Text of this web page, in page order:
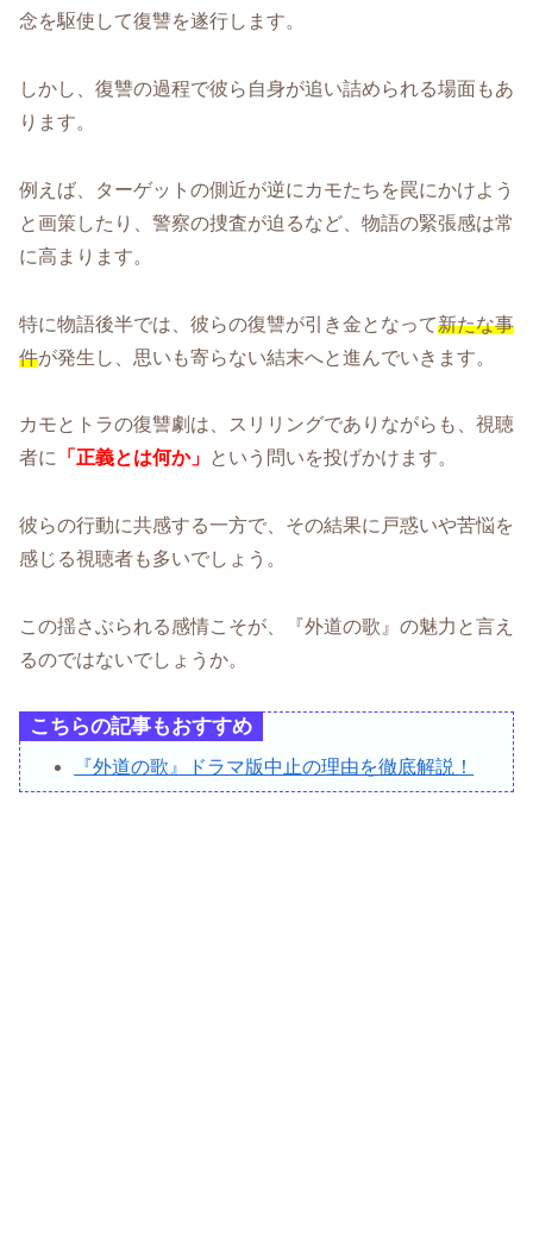
念を駆使して復讐を遂行します。
しかし、復讐の過程で彼ら自身が追い詰められる場面もあ
ります。
例えば、ターゲットの側近が逆にカモたちを罠にかけよう
と画策したり、警察の捜査が迫るなど、物語の緊張感は常
に高まります。
特に物語後半では、彼らの復讐が引き金となって新たな事
件が発生し、思いも寄らない結末へと進んでいきます。
カモとトラの復讐劇は、スリリングでありながらも、視聴
者に 「正義とは何か」 という問いを投げかけます。
彼らの行動に共感する一方で、その結果に戸惑いや苦悩を
感じる視聴者も多いでしょう。
この揺さぶられる感情こそが、『外道の歌』の魅力と言え
るのではないでしょうか。
こちらの記事もおすすめ
『外道の歌』ドラマ版中止の理由を徹底解説！